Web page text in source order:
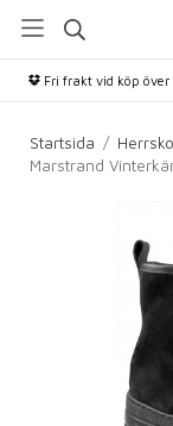
Fri frakt vid köp
Startsida /
Marstrand